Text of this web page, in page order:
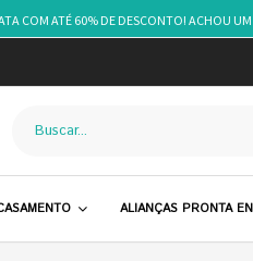
COM ATÉ 60% DE DESCONTO! ACHOU
ALIANÇAS PRONTA